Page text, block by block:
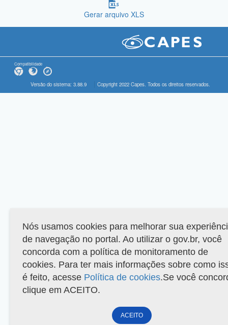
Gerar arquivo XLS
Compatibilidade
Versão do sistema: 3.88.9 Copyright 2022 Capes. Todos os direitos reservados.
Nós usamos cookies para melhorar sua
de navegação no portal. Ao utilizar o gov.br, você
concorda com a política de monitoramento de
cookies. Para ter mais informações sobre como
é feito, acesse Política de cookies.Se você
clique em ACEITO.
ACEITO